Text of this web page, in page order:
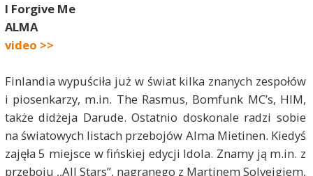
I Forgive Me
ALMA
video >>
Finlandia wypuściła już w świat kilka znanych zespołów
i piosenkarzy, m.in. The Rasmus, Bomfunk MC’s, HIM,
także didżeja Darude. Ostatnio doskonale radzi sobie
na światowych listach przebojów Alma Mietinen. Kiedyś
zajęła 5 miejsce w fińskiej edycji Idola. Znamy ją m.in. z
przeboju ,,All Stars”, nagranego z Martinem Solveigiem,